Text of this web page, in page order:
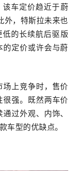
车定价趋近于蔚
外，特斯拉未来也
的长续航后驱版
定价或许会与蔚
上竞争时，售价
强。既然两车价
过外观、内饰、
车型的优缺点。